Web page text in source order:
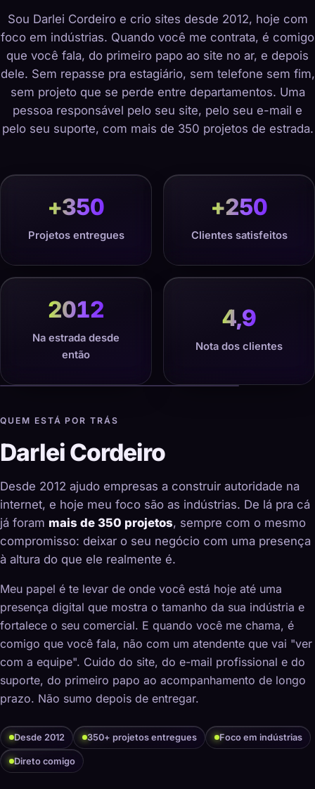
Sou Darlei Cordeiro e crio sites desde 2012, hoje com
foco em indústrias. Quando você me contrata, é comigo
que você fala, do primeiro papo ao site no ar, e depois
dele. Sem repasse pra estagiário, sem telefone sem fim,
sem projeto que se perde entre departamentos. Uma
pessoa responsável pelo seu site, pelo seu e-mail e
pelo seu suporte, com mais de 350 projetos de estrada.
+350
Projetos entregues
+250
Clientes satisfeitos
2012
Na estrada desde
então
4,9
Nota dos clientes
QUEM ESTÁ POR TRÁS
Darlei Cordeiro
Desde 2012 ajudo empresas a construir autoridade na
internet, e hoje meu foco são as indústrias. De lá pra cá
já foram mais de 350 projetos, sempre com o mesmo
compromisso: deixar o seu negócio com uma presença
à altura do que ele realmente é.
Meu papel é te levar de onde você está hoje até uma
presença digital que mostra o tamanho da sua indústria e
fortalece o seu comercial. E quando você me chama, é
comigo que você fala, não com um atendente que vai "ver
com a equipe". Cuido do site, do e-mail profissional e do
suporte, do primeiro papo ao acompanhamento de longo
prazo. Não sumo depois de entregar.
Desde 2012 350+ projetos entregues Foco em indústrias
Direto comigo